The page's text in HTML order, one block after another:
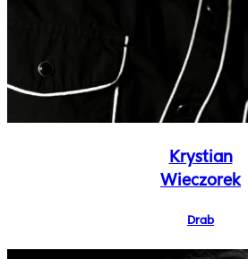
Krystian
Wieczorek
Drab